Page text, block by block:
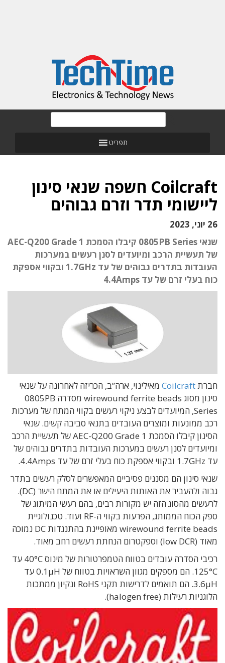
תפריט
Coilcraft חשפה שנאי סינון
ליישומי תדר וזרם גבוהים
26 יוני, 2023
שנאי 0805PB Series קיבלו הסמכת AEC-Q200 Grade 1
של תעשיית הרכב ומיועדים לסנן רעשים במערכות
העובדות בתדרים גבוהים של עד 1.7GHz ובקווי אספקת
כוח בעלי זרם של עד 4.4Amps
חברת Coilcraft מאילינוי, ארה”ב, הכריזה לאחרונה על שנאי
סינון מסוג wirewound ferrite beads מסדרה 0805PB
Series, המיועדים לבצע ניקוי רעשים בקווי המתח של מערכות
רכב ממונעות ומוצרים העובדים בתנאי סביבה קשים. שנאי
הסינון קיבלו הסמכת AEC-Q200 Grade 1 של תעשיית הרכב
ומיועדים לסנן רעשים במערכות העובדות בתדרים גבוהים של
עד 1.7GHz ובקווי אספקת כוח בעלי זרם של עד 4.4Amps.
שנאי סינון הם מסננים פסיביים המאפשרים לסלק רעשים בתדר
גבוה ולהעביר את האותות היעילים או את המתח הישר (DC).
לרעשים מהסוג הזה יש מקורות רבים, בהם רעשי המיתוג של
ספק הכוח הממותג, הפרעות בקווי ה-RF ועוד. טכנולוגיית
wirewound ferrite beads מאופיינת בהתנגדות DC נמוכה
מאוד (low DCR) וספקטרום הנחתת רעשים רחב מאוד.
רכיבי הסדרה עובדים בטווח הטמפרטורות של מינוס 40°C עד
125°C. הם מספקים מגוון השראויות בטווח של 0.1μH עד
3.6μH. הם תואמים לדרישות תקני RoHS ונקיון ממתכות
הלוגניות רעילות (halogen free).